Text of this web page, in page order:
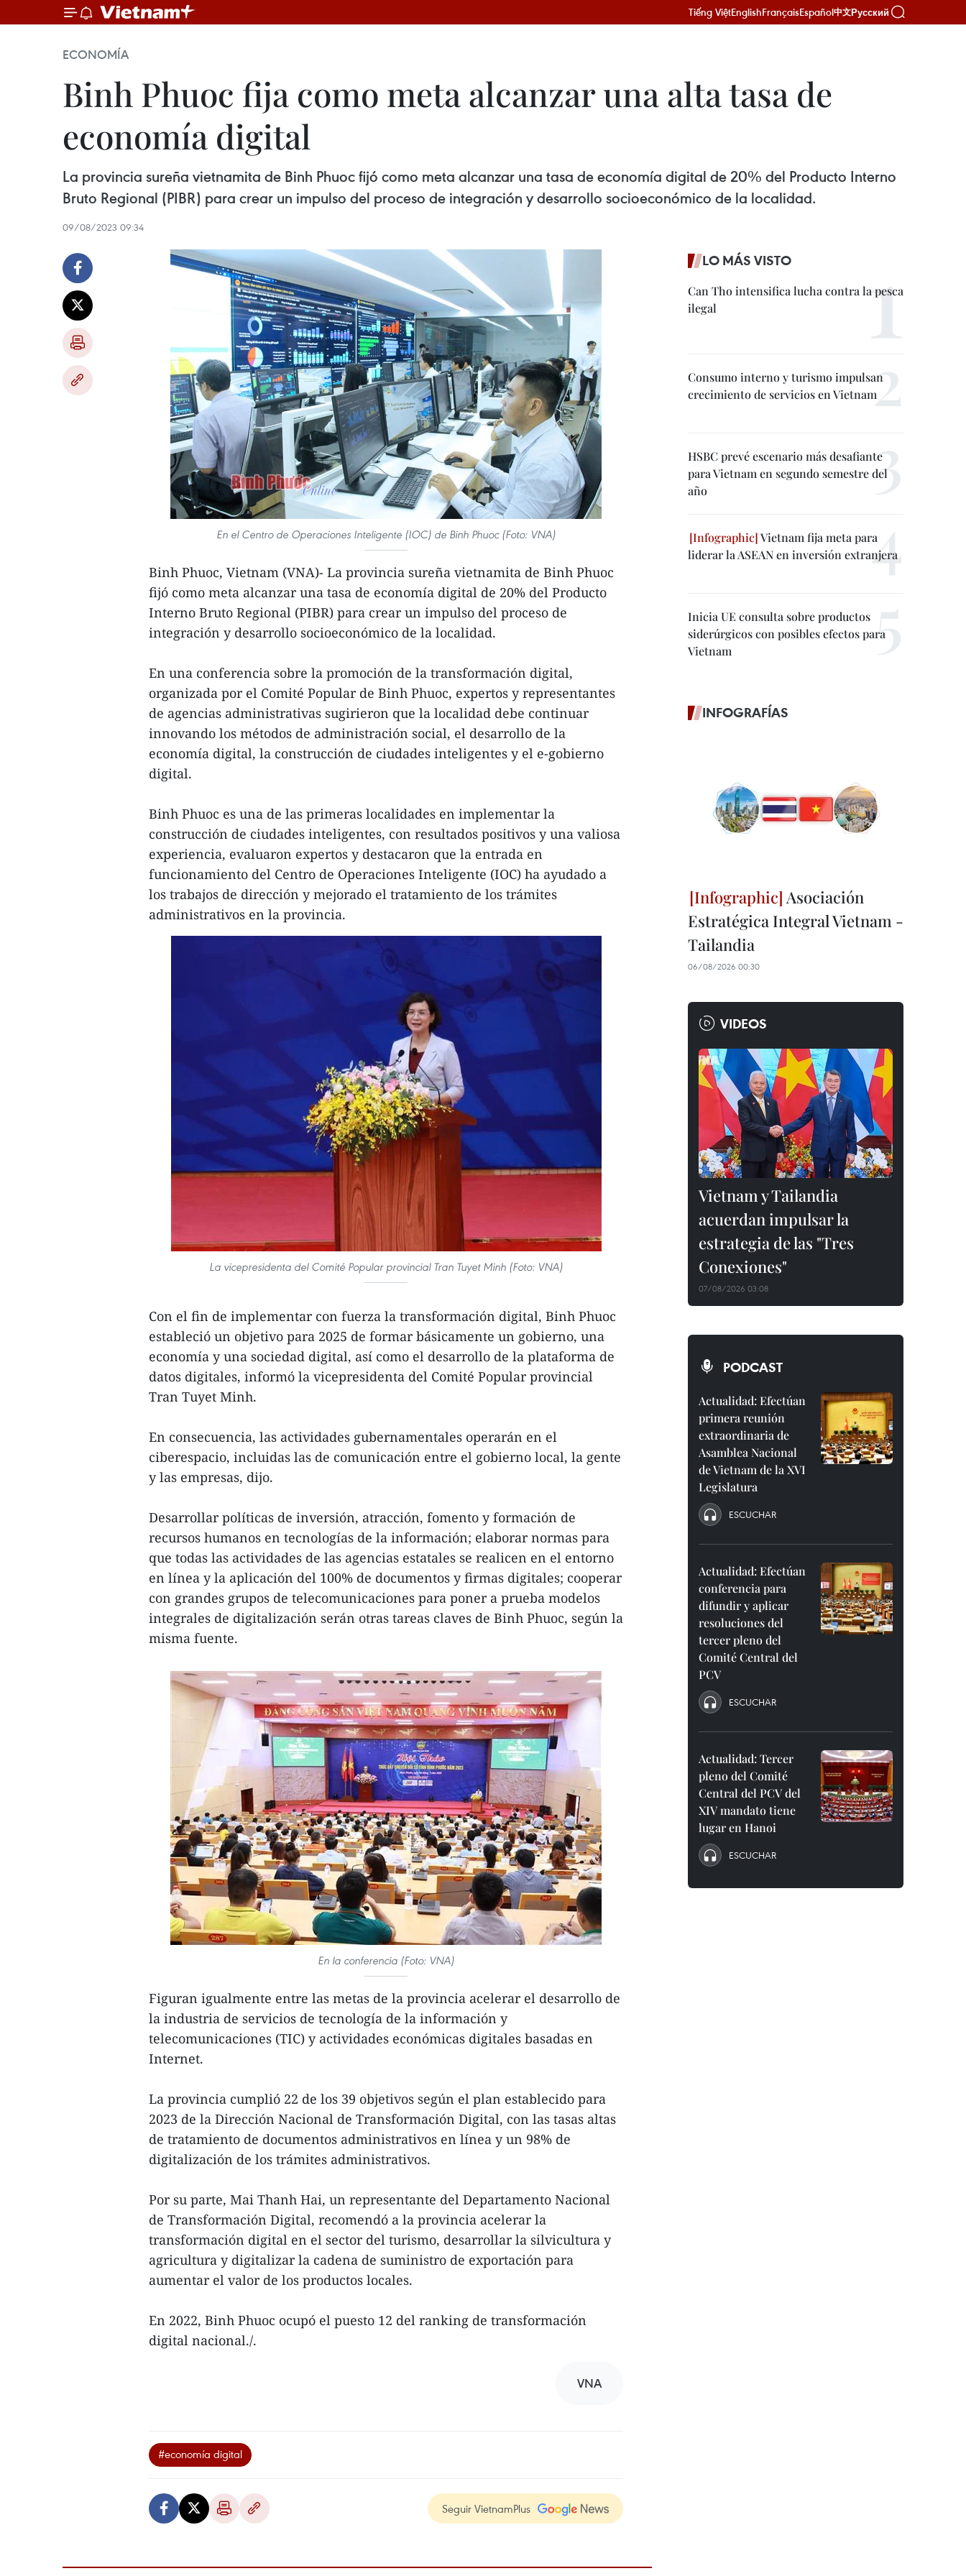
Tiếng ViệtEnglishFrançaisEspañol中文Русский
ECONOMÍA
Binh Phuoc fija como meta alcanzar una alta tasa de
economía digital
La provincia sureña vietnamita de Binh Phuoc fijó como meta alcanzar una tasa de economía digital de 20% del Producto Interno
Bruto Regional (PIBR) para crear un impulso del proceso de integración y desarrollo socioeconómico de la localidad.
09/08/2023 09:34
En el Centro de Operaciones Inteligente (IOC) de Binh Phuoc (Foto: VNA)
Binh Phuoc, Vietnam (VNA)- La provincia sureña vietnamita de Binh Phuoc
fijó como meta alcanzar una tasa de economía digital de 20% del Producto
Interno Bruto Regional (PIBR) para crear un impulso del proceso de
integración y desarrollo socioeconómico de la localidad.
En una conferencia sobre la promoción de la transformación digital,
organizada por el Comité Popular de Binh Phuoc, expertos y representantes
de agencias administrativas sugirieron que la localidad debe continuar
innovando los métodos de administración social, el desarrollo de la
economía digital, la construcción de ciudades inteligentes y el e-gobierno
digital.
Binh Phuoc es una de las primeras localidades en implementar la
construcción de ciudades inteligentes, con resultados positivos y una valiosa
experiencia, evaluaron expertos y destacaron que la entrada en
funcionamiento del Centro de Operaciones Inteligente (IOC) ha ayudado a
los trabajos de dirección y mejorado el tratamiento de los trámites
administrativos en la provincia.
La vicepresidenta del Comité Popular provincial Tran Tuyet Minh (Foto: VNA)
Con el fin de implementar con fuerza la transformación digital, Binh Phuoc
estableció un objetivo para 2025 de formar básicamente un gobierno, una
economía y una sociedad digital, así como el desarrollo de la plataforma de
datos digitales, informó la vicepresidenta del Comité Popular provincial
Tran Tuyet Minh.
En consecuencia, las actividades gubernamentales operarán en el
ciberespacio, incluidas las de comunicación entre el gobierno local, la gente
y las empresas, dijo.
Desarrollar políticas de inversión, atracción, fomento y formación de
recursos humanos en tecnologías de la información; elaborar normas para
que todas las actividades de las agencias estatales se realicen en el entorno
en línea y la aplicación del 100% de documentos y firmas digitales; cooperar
con grandes grupos de telecomunicaciones para poner a prueba modelos
integrales de digitalización serán otras tareas claves de Binh Phuoc, según la
misma fuente.
En la conferencia (Foto: VNA)
Figuran igualmente entre las metas de la provincia acelerar el desarrollo de
la industria de servicios de tecnología de la información y
telecomunicaciones (TIC) y actividades económicas digitales basadas en
Internet.
La provincia cumplió 22 de los 39 objetivos según el plan establecido para
2023 de la Dirección Nacional de Transformación Digital, con las tasas altas
de tratamiento de documentos administrativos en línea y un 98% de
digitalización de los trámites administrativos.
Por su parte, Mai Thanh Hai, un representante del Departamento Nacional
de Transformación Digital, recomendó a la provincia acelerar la
transformación digital en el sector del turismo, desarrollar la silvicultura y
agricultura y digitalizar la cadena de suministro de exportación para
aumentar el valor de los productos locales.
En 2022, Binh Phuoc ocupó el puesto 12 del ranking de transformación
digital nacional./.
VNA
#economía digital
Seguir VietnamPlus
LO MÁS VISTO
Can Tho intensifica lucha contra la pesca
ilegal
Consumo interno y turismo impulsan
crecimiento de servicios en Vietnam
HSBC prevé escenario más desafiante
para Vietnam en segundo semestre del
año
Vietnam fija meta para
liderar la ASEAN en inversión extranjera
Inicia UE consulta sobre productos
siderúrgicos con posibles efectos para
Vietnam
INFOGRAFÍAS
Asociación
Estratégica Integral Vietnam -
Tailandia
06/08/2026 00:30
VIDEOS
Vietnam y Tailandia
acuerdan impulsar la
estrategia de las "Tres
Conexiones"
07/08/2026 03:08
PODCAST
Actualidad: Efectúan
primera reunión
extraordinaria de
Asamblea Nacional
de Vietnam de la XVI
Legislatura
ESCUCHAR
Actualidad: Efectúan
conferencia para
difundir y aplicar
resoluciones del
tercer pleno del
Comité Central del
PCV
ESCUCHAR
Actualidad: Tercer
pleno del Comité
Central del PCV del
XIV mandato tiene
lugar en Hanoi
ESCUCHAR